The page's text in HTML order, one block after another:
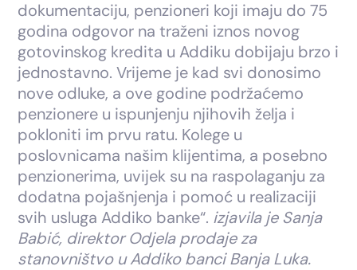
dokumentaciju, penzioneri koji imaju do 75
godina odgovor na traženi iznos novog
gotovinskog kredita u Addiku dobijaju brzo i
jednostavno. Vrijeme je kad svi donosimo
nove odluke, a ove godine podržaćemo
penzionere u ispunjenju njihovih želja i
pokloniti im prvu ratu. Kolege u
poslovnicama našim klijentima, a posebno
penzionerima, uvijek su na raspolaganju za
dodatna pojašnjenja i pomoć u realizaciji
svih usluga Addiko banke“. izjavila je Sanja
Babić, direktor Odjela prodaje za
stanovništvo u Addiko banci Banja Luka.